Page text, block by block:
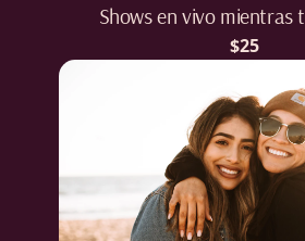
Shows en vivo mientras
$25